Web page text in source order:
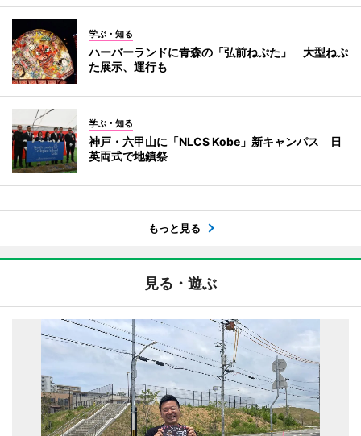
学ぶ・知る
ハーバーランドに青森の「弘前ねぷた」 大型ねぷ
た展示、運行も
学ぶ・知る
神戸・六甲山に「NLCS Kobe」新キャンパス 日
英両式で地鎮祭
もっと見る
見る・遊ぶ